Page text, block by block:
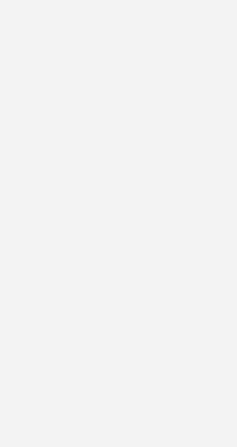
Gau von Fukushima
überhaupt
überhaupt. Weltweit
Strombedarfs aus
von Politikern
und fast zum
selbstherrlichen
zu jenen Zynikern aus
statt sich der